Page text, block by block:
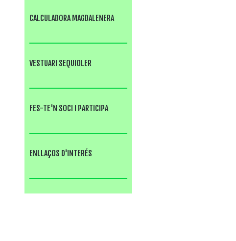
CALCULADORA MAGDALENERA
VESTUARI SEQUIOLER
FES-TE'N SOCI I PARTICIPA
ENLLAÇOS D'INTERÉS